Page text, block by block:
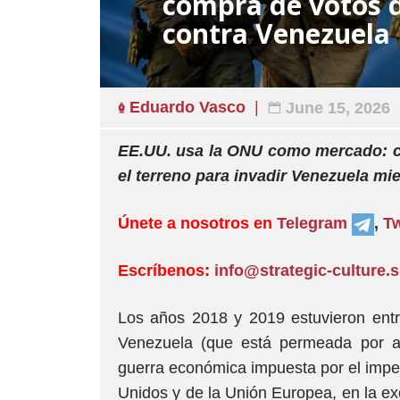
contra Venezuela
Eduardo Vasco June 15, 2026
EE.UU. usa la ONU como
el terreno para invadir Venezuela
Únete a nosotros en Telegram ,
Escríbenos: info@strategic-
Los años 2018 y 2019 estuvieron
Venezuela (que está permeada por
guerra económica impuesta por el
Unidos y de la Unión Europea, en la